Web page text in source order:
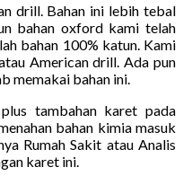
drill. Bahan ini lebih tebal
bahan oxford kami telah
bahan 100% katun. Kami
American drill. Ada pun
memakai bahan ini.
tambahan karet pada
bahan kimia masuk
Rumah Sakit atau Analis
karet ini.